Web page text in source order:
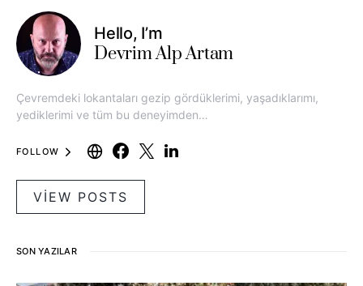
Hello, I’m
Devrim Alp Artam
Çevremdeki lokantaları gezip gördüklerimi, yaşadıklarımı,
yediklerimi ve tüm bu deneyimden…
FOLLOW
VIEW POSTS
SON YAZILAR